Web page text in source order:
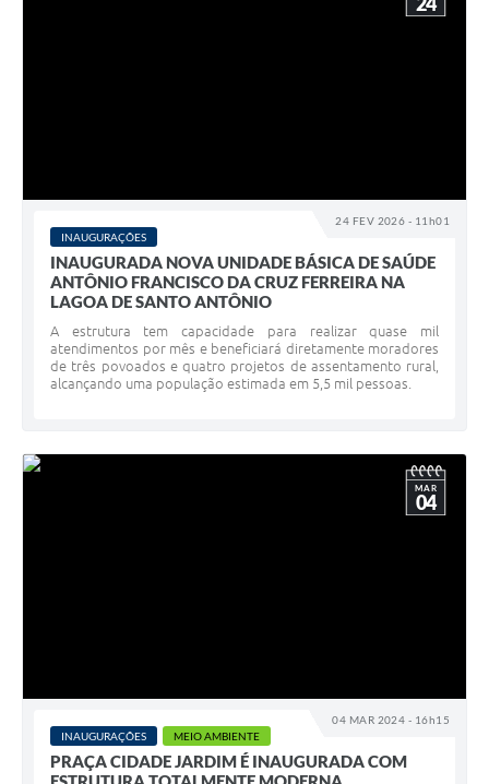
24 FEV 2026 - 11h01
INAUGURAÇÕES
INAUGURADA NOVA UNIDADE BÁSICA DE SAÚDE
ANTÔNIO FRANCISCO DA CRUZ FERREIRA NA
LAGOA DE SANTO ANTÔNIO
A estrutura tem capacidade para realizar quase mil
atendimentos por mês e beneficiará diretamente moradores
de três povoados e quatro projetos de assentamento rural,
alcançando uma população estimada em 5,5 mil pessoas.
04 MAR 2024 - 16h15
MAR
04
INAUGURAÇÕES MEIO AMBIENTE
PRAÇA CIDADE JARDIM É INAUGURADA COM